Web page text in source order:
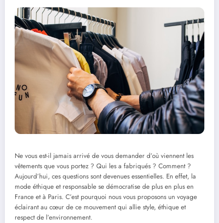
Ne vous est-il jamais arrivé de vous demander d’où viennent les
vêtements que vous portez ? Qui les a fabriqués ? Comment ?
Aujourd’hui, ces questions sont devenues essentielles. En effet, la
mode éthique et responsable se démocratise de plus en plus en
France et à Paris. C’est pourquoi nous vous proposons un voyage
éclairant au cœur de ce mouvement qui allie style, éthique et
respect de l’environnement.